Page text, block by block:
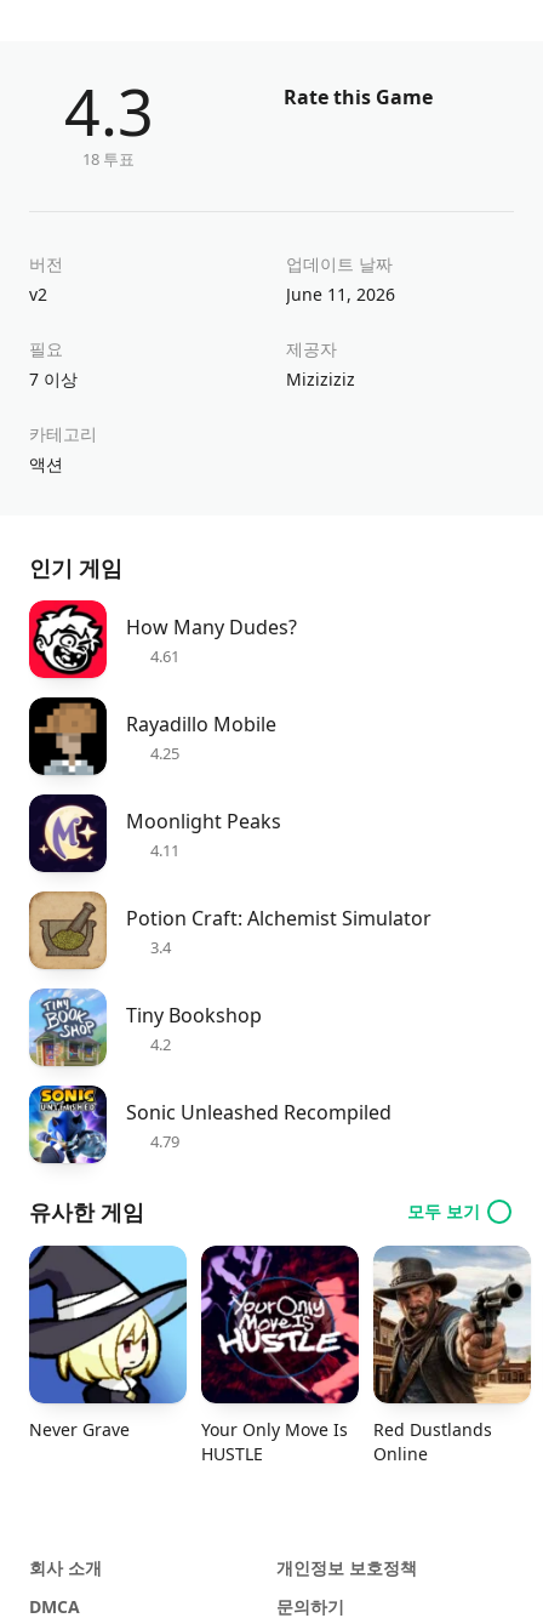
4.3
18 투표
Rate this Game
버전
v2
업데이트 날짜
June 11, 2026
필요
7 이상
제공자
Miziziziz
카테고리
액션
인기 게임
How Many Dudes?
4.61
Rayadillo Mobile
4.25
Moonlight Peaks
4.11
Potion Craft: Alchemist Simulator
3.4
Tiny Bookshop
4.2
Sonic Unleashed Recompiled
4.79
유사한 게임 모두 보기
Never Grave
Your Only Move Is
HUSTLE
Red Dustlands
Online
회사 소개
개인정보 보호정책
DMCA
문의하기